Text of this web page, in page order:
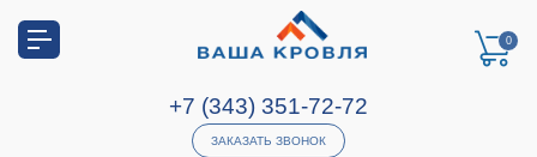
0
+7 (343) 351-72-72
ЗАКАЗАТЬ ЗВОНОК